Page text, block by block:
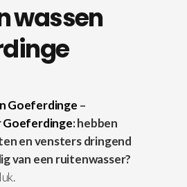
wassen
Goeferdinge –
Goeferdinge: hebben
en vensters dringend
van een ruitenwasser?